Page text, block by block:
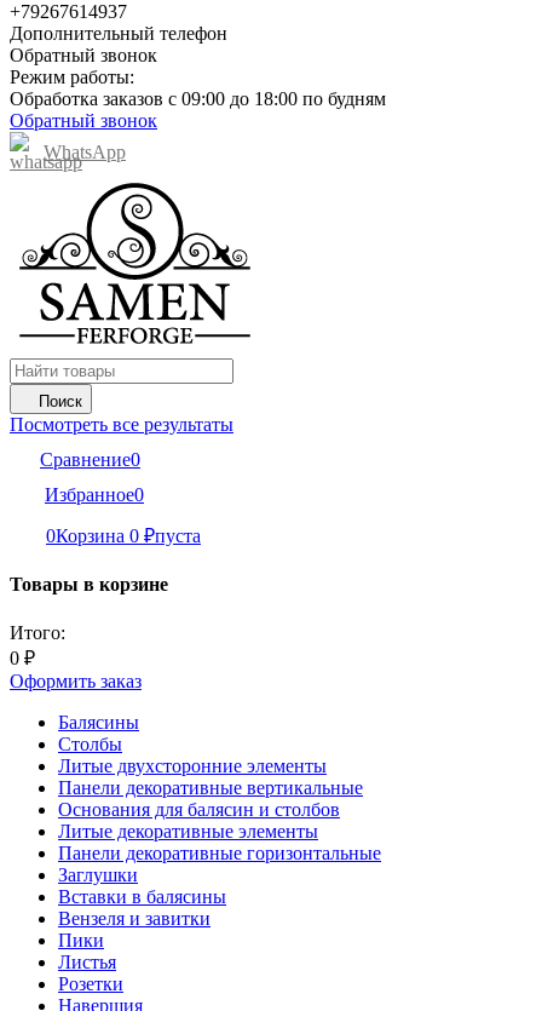
+79267614937
Дополнительный телефон
Обратный звонок
Режим работы:
Обработка заказов с 09:00 до 18:00 по будням
Обратный звонок
WhatsApp
Поиск
Посмотреть все результаты
Сравнение0
Избранное0
0Корзина 0 ₽пуста
Товары в корзине
Итого:
0 ₽
Оформить заказ
Балясины
Столбы
Литые двухсторонние элементы
Панели декоративные вертикальные
Основания для балясин и столбов
Литые декоративные элементы
Панели декоративные горизонтальные
Заглушки
Вставки в балясины
Вензеля и завитки
Пики
Листья
Розетки
Навершия